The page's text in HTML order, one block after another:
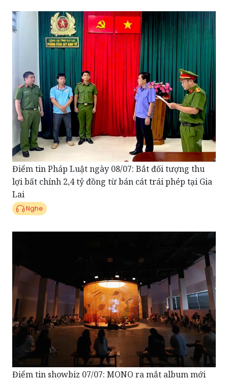
Điểm tin Pháp Luật ngày 08/07: Bắt đối tượng thu
lợi bất chính 2,4 tỷ đồng từ bán cát trái phép tại Gia
Lai
Nghe
Điểm tin showbiz 07/07: MONO ra mắt album mới
với trải nghiệm nghe nhạc không điện thoại
Nghe